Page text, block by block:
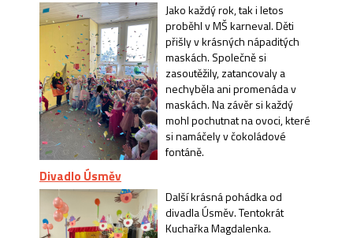
Jako každý rok, tak i letos
proběhl v MŠ karneval. Děti
přišly v krásných nápaditých
maskách. Společně si
zasoutěžily, zatancovaly a
nechyběla ani promenáda v
maskách. Na závěr si každý
mohl pochutnat na ovoci, které
si namáčely v čokoládové
fontáně.
Divadlo Úsměv
Další krásná pohádka od
divadla Úsměv. Tentokrát
Kuchařka Magdalenka.